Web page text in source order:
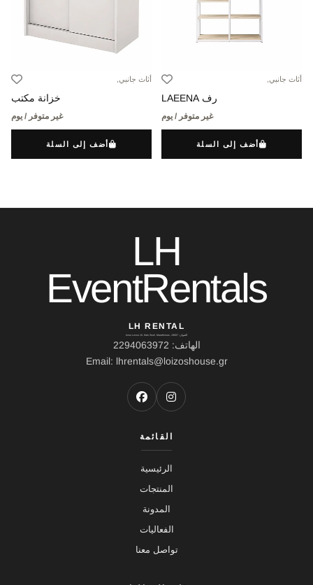
أثاث جانبي,
رف LAEENA
غير متوفر / يوم
أضف إلى السلة
أثاث جانبي,
خزانة مكتب
غير متوفر / يوم
أضف إلى السلة
LH
EventRentals
LH RENTAL
العنوان: Ierou Loxou 10, Kato Souli, Marathonas, 19007
الهاتف: 2294063972
Email: lhrentals@loizoshouse.gr
القائمة
الرئيسية
المنتجات
المدونة
الفعاليات
تواصل معنا